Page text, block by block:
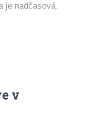
je nadčasová.
v